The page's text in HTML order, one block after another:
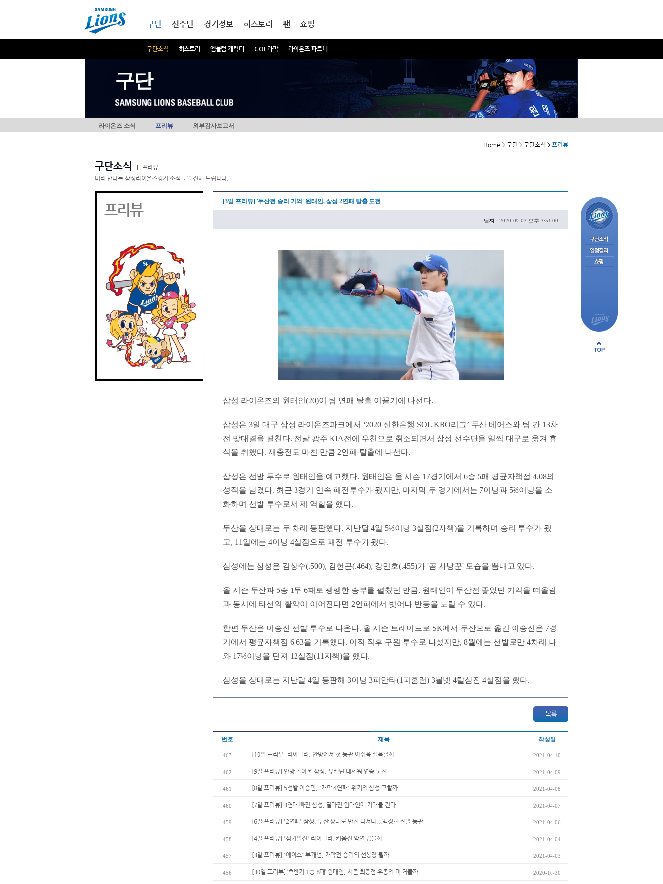
구단
구단소식 히스토리 엠블럼 캐릭터 GO! 라팍 라이온즈 파트너
선수단 경기정보 히스토리 팬 쇼핑
구단
라이온즈 소식 프리뷰 외부감사보고서
Home > 구단 > 구단소식 > 프리뷰
구단소식
프리뷰
미리 만나는 삼성라이온즈경기 소식들을 전해 드립니다.
프리뷰 [3일 프리뷰] '두산전 승리 기억' 원태인, 삼성 2연패 탈출 도전
날짜 : 2020-09-03 오후 3:51:00
삼성 라이온즈의 원태인(20)이 팀 연패 탈출 이끌기에 나선다.
삼성은 3일 대구 삼성 라이온즈파크에서 ‘2020 신한은행 SOL KBO리그’ 두산 베어스와 팀 간 13차
전 맞대결을 펼친다. 전날 광주 KIA전에 우천으로 취소되면서 삼성 선수단을 일찍 대구로 옮겨 휴
식을 취했다. 재충전도 마친 만큼 2연패 탈출에 나선다.
삼성은 선발 투수로 원태인을 예고했다. 원태인은 올 시즌 17경기에서 6승 5패 평균자책점 4.08의
성적을 남겼다. 최근 3경기 연속 패전투수가 됐지만, 마지막 두 경기에서는 7이닝과 5⅔이닝을 소
화하며 선발 투수로서 제 역할을 했다.
두산을 상대로는 두 차례 등판했다. 지난달 4일 5⅓이닝 3실점(2자책)을 기록하며 승리 투수가 됐
고, 11일에는 4이닝 4실점으로 패전 투수가 됐다.
삼성에는 삼성은 김상수(.500), 김헌곤(.464), 강민호(.455)가 '곰 사냥꾼' 모습을 뽐내고 있다.
올 시즌 두산과 5승 1무 6패로 팽팽한 승부를 펼쳤던 만큼, 원태인이 두산전 좋았던 기억을 떠올림
과 동시에 타선의 활약이 이어진다면 2연패에서 벗어나 반등을 노릴 수 있다.
한편 두산은 이승진 선발 투수로 나온다. 올 시즌 트레이드로 SK에서 두산으로 옮긴 이승진은 7경
기에서 평균자책점 6.63을 기록했다. 이적 직후 구원 투수로 나섰지만, 8월에는 선발로만 4차례 나
와 17⅓이닝을 던져 12실점(11자책)을 했다.
삼성을 상대로는 지난달 4일 등판해 3이닝 3피안타(1피홈런) 3볼넷 4탈삼진 4실점을 했다.
번호 제목 작성일
463 [10일 프리뷰] 라이블리, 안방에서 첫 등판 아쉬움 설욕할까 2021-04-10
462 [9일 프리뷰] 안방 돌아온 삼성, 뷰캐넌 내세워 연승 도전 2021-04-09
461 [8일 프리뷰] 5선발 이승민, '개막 4연패' 위기의 삼성 구할까 2021-04-08
460 [7일 프리뷰] 3연패 빠진 삼성, 달라진 원태인에 기대를 건다 2021-04-07
459 [6일 프리뷰] '2연패' 삼성, 두산 상대로 반전 나서나...백정현 선발 등판 2021-04-06
458 [4일 프리뷰] '심기일전' 라이블리, 키움전 악연 끊을까 2021-04-04
457 [3일 프리뷰] '에이스' 뷰캐넌, 개막전 승리의 선봉장 될까 2021-04-03
456 [30일 프리뷰] ‘후반기 1승 8패’ 원태인, 시즌 최종전 유종의 미 거둘까 2020-10-30